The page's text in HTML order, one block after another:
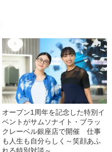
オープン1周年を記念した特別イ
ベントがサムソナイト・ブラッ
クレーベル銀座店で開催 仕事
も人生も自分らしく～笑顔あふ